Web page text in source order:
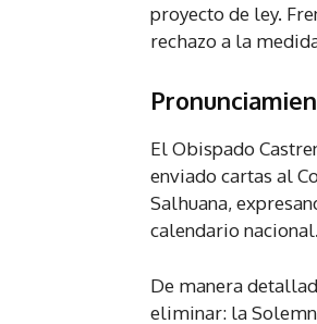
proyecto de ley.
rechazo a la
El Obispado
enviado cartas al
Salhuana,
calendario nacional.
De manera
eliminar: la